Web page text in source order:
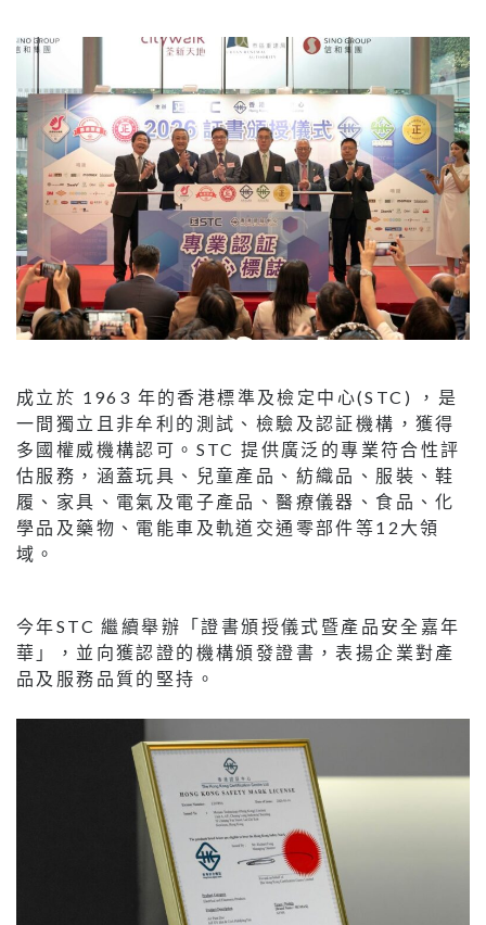
成立於 1963 年的香港標準及檢定中心(STC) ，是
一間獨立且非牟利的測試、檢驗及認証機構，獲得
多國權威機構認可。STC 提供廣泛的專業符合性評
估服務，涵蓋玩具、兒童產品、紡織品、服裝、鞋
履、家具、電氣及電子產品、醫療儀器、食品、化
學品及藥物、電能車及軌道交通零部件等12大領
域。
今年STC 繼續舉辦「證書頒授儀式暨產品安全嘉年
華」，並向獲認證的機構頒發證書，表揚企業對產
品及服務品質的堅持。